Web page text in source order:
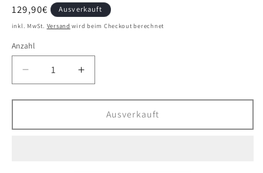
Normaler
Preis
129,90€ Ausverkauft
inkl. MwSt. Versand wird beim Checkout berechnet
Anzahl
Verringere
die
Menge
1x
Erhöhe
die
Menge
1x
Ausverkauft